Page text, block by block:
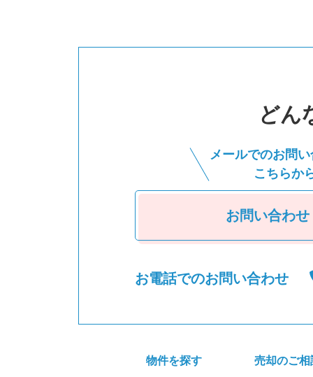
どん
メールでのお問
こちらか
お問い合わせ
お電話でのお問い合わせ
物件を探す 売却のご相